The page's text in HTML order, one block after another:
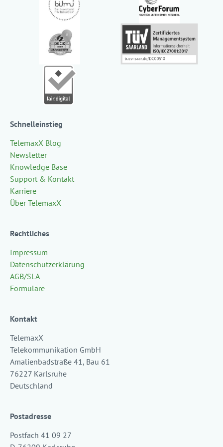
Schnelleinstieg
TelemaxX Blog
Newsletter
Knowledge Base
Support & Kontakt
Karriere
Über TelemaxX
Rechtliches
Impressum
Datenschutzerklärung
AGB/SLA
Formulare
Kontakt
TelemaxX
Telekommunikation GmbH
Amalienbadstraße 41, Bau 61
76227 Karlsruhe
Deutschland
Postadresse
Postfach 41 09 27